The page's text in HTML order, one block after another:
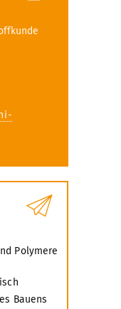
Polymere
Bauens